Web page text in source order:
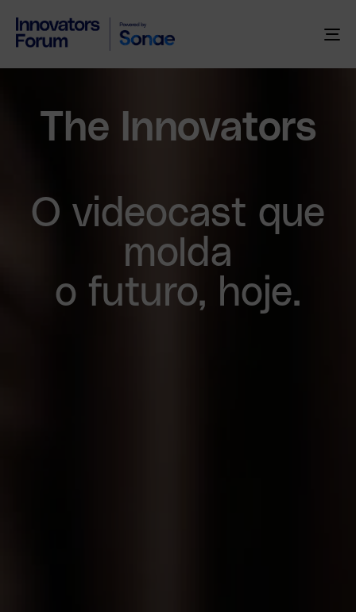
The Innovators
O videocast que
molda
o futuro, hoje.